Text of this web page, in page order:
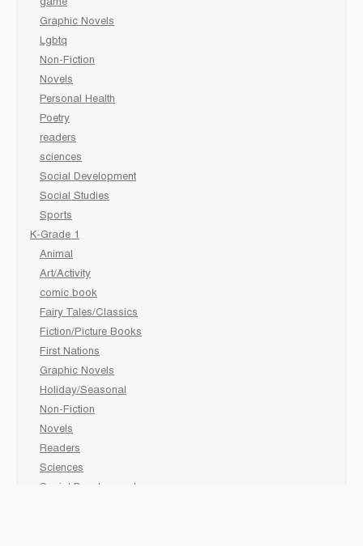
game
Graphic Novels
Lgbtq
Non-Fiction
Novels
Personal Health
Poetry
readers
sciences
Social Development
Social Studies
Sports
K-Grade 1
Animal
Art/Activity
comic book
Fairy Tales/Classics
Fiction/Picture Books
First Nations
Graphic Novels
Holiday/Seasonal
Non-Fiction
Novels
Readers
Sciences
Social Development